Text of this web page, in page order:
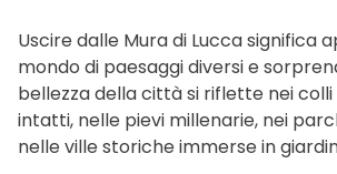
Uscire dalle Mura di Lucca significa
mondo di paesaggi diversi e
bellezza della città si riflette nei
intatti, nelle pievi millenarie, nei
nelle ville storiche immerse in